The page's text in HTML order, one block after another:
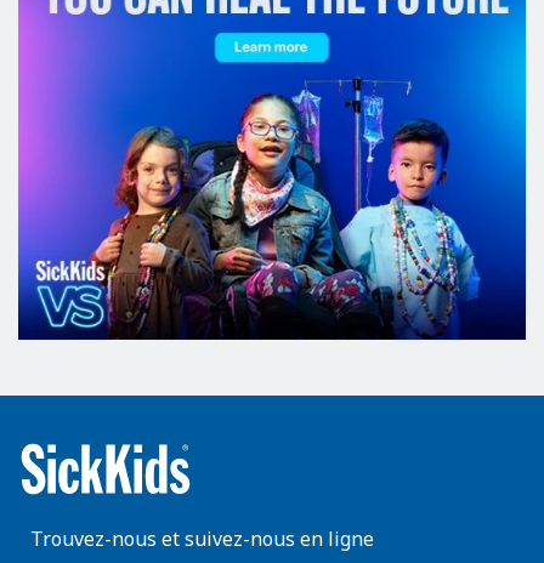
Trouvez-nous et suivez-nous en ligne